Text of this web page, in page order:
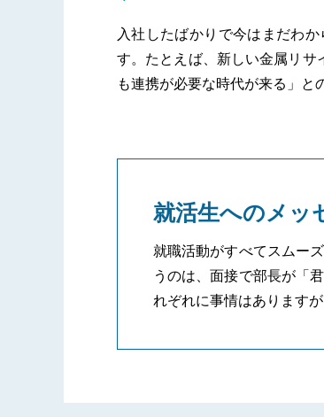
入社したばかりで今はまだわ
す。たとえば、新しい金属リサ
も連携が必要な時代が来る」と
就活生へのメッ
就職活動がすべてスムー
うのは、面接で部長が「
れぞれに事情はあります